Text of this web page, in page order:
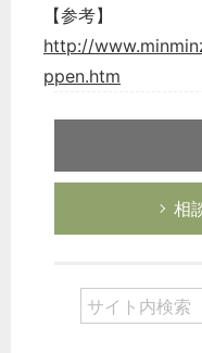
【参考】
http://
ppen.htm
相